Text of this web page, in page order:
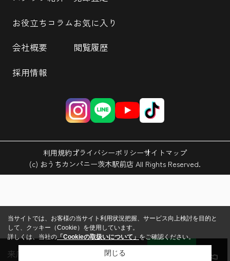
お役立ちコラム
会社概要
採用情報
お気に入り
閲覧履歴
利用規約プライバシーポリシーサイトマップ
(c) おうちカンパニー茨木駅前店 All Rights Reserved.
来店予約 ログイン
当サイトでは、お客様の当サイト利用状況把握、サービス向上検討を目的と
して、クッキー（Cookie）を使用しています。
詳しくは、当社の 「Cookieの取扱いについて」 をご確認ください。
閉じる